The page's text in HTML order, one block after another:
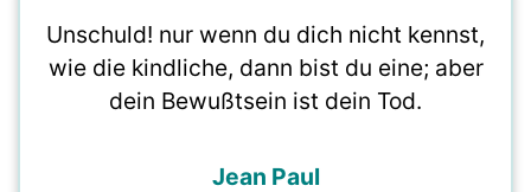
Unschuld! nur wenn du dich nicht kennst,
wie die kindliche, dann bist du eine; aber
dein Bewußtsein ist dein Tod.
Jean Paul